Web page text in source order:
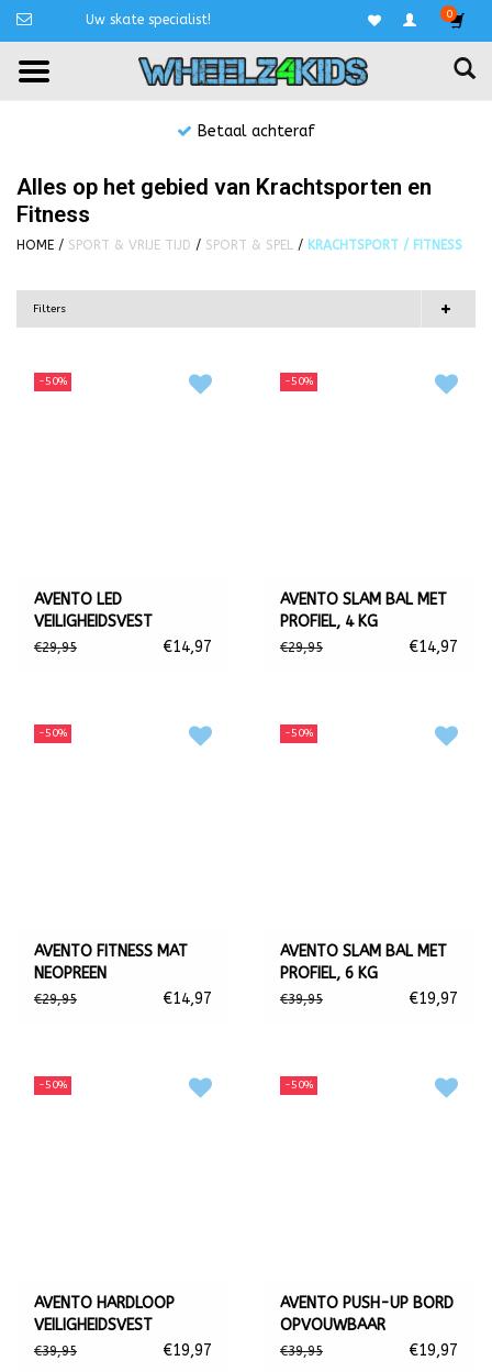
Uw skate specialist! 0
Niet goed, geld terug!
Alles op het gebied van Krachtsporten en
Fitness
HOME / SPORT & VRIJE TIJD / SPORT & SPEL / KRACHTSPORT / FITNESS
Filters
-50%
AVENTO LED
VEILIGHEIDSVEST
€29,95 €14,97
-50%
AVENTO SLAM BAL MET
PROFIEL, 4 KG
€29,95 €14,97
-50%
AVENTO FITNESS MAT
NEOPREEN
€29,95 €14,97
-50%
AVENTO SLAM BAL MET
PROFIEL, 6 KG
€39,95 €19,97
-50%
AVENTO HARDLOOP
VEILIGHEIDSVEST
OPLAADBAAR, LED
€39,95 €19,97
-50%
AVENTO PUSH-UP BORD
OPVOUWBAAR
€39,95 €19,97